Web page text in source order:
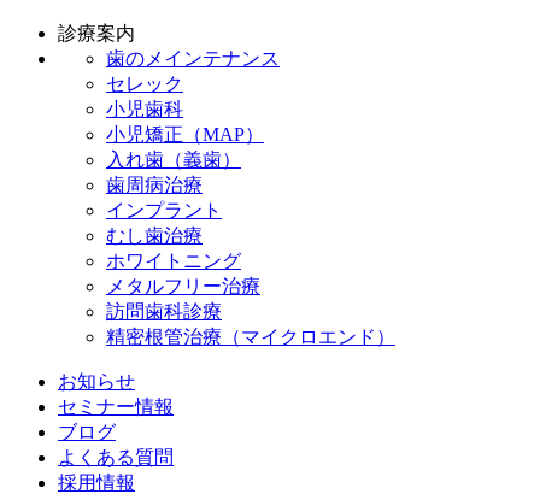
診療案内
歯のメインテナンス
セレック
小児歯科
小児矯正（MAP）
入れ歯（義歯）
歯周病治療
インプラント
むし歯治療
ホワイトニング
メタルフリー治療
訪問歯科診療
精密根管治療（マイクロエンド）
お知らせ
セミナー情報
ブログ
よくある質問
採用情報